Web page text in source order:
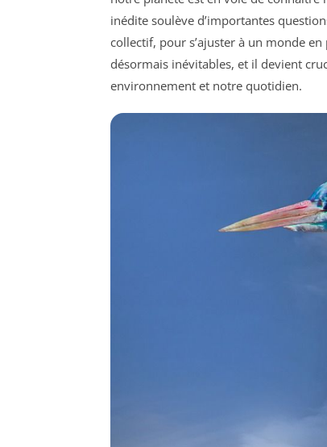
inédite soulève d’importantes
collectif, pour s’ajuster à un monde
désormais inévitables, et il devient
environnement et notre quotidien.